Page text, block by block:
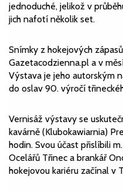
jednoduché, jelikož v
jich nafotí několik set.
Snímky z hokejových
Gazetacodzienna.pl a v
Výstava je jeho autorským
do oslav 90. výročí
Vernisáž výstavy se
kavárně (Klubokawiarnia)
hodin. Svou účast přislíbili
Ocelářů Třinec a brankář
hokejovou kariéru začínal v